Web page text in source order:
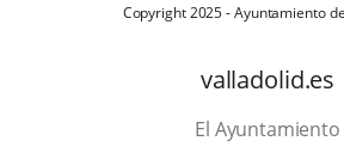
Copyright 2025 - Ayuntamiento
valladolid.es
El Ayuntamiento